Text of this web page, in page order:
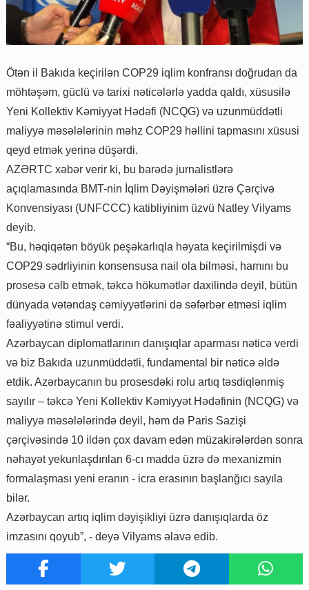
Ötən il Bakıda keçirilən COP29 iqlim konfransı doğrudan da
möhtəşəm, güclü və tarixi nəticələrlə yadda qaldı, xüsusilə
Yeni Kollektiv Kəmiyyət Hədəfi (NCQG) və uzunmüddətli
maliyyə məsələlərinin məhz COP29 həllini tapmasını xüsusi
qeyd etmək yerinə düşərdi.
AZƏRTC xəbər verir ki, bu barədə jurnalistlərə
açıqlamasında BMT-nin İqlim Dəyişmələri üzrə Çərçivə
Konvensiyası (UNFCCC) katibliyinim üzvü Natley Vilyams
deyib.
“Bu, həqiqətən böyük peşəkarlıqla həyata keçirilmişdi və
COP29 sədrliyinin konsensusa nail ola bilməsi, hamını bu
prosesə cəlb etmək, təkcə hökumətlər daxilində deyil, bütün
dünyada vətəndaş cəmiyyətlərini də səfərbər etməsi iqlim
fəaliyyətinə stimul verdi.
Azərbaycan diplomatlarının danışıqlar aparması nəticə verdi
və biz Bakıda uzunmüddətli, fundamental bir nəticə əldə
etdik. Azərbaycanın bu prosesdəki rolu artıq təsdiqlənmiş
sayılır – təkcə Yeni Kollektiv Kəmiyyət Hədəfinin (NCQG) və
maliyyə məsələlərində deyil, həm də Paris Sazişi
çərçivəsində 10 ildən çox davam edən müzakirələrdən sonra
nəhayət yekunlaşdırılan 6-cı maddə üzrə də mexanizmin
formalaşması yeni eranın - icra erasının başlanğıcı sayıla
bilər.
Azərbaycan artıq iqlim dəyişikliyi üzrə danışıqlarda öz
imzasını qoyub”, - deyə Vilyams əlavə edib.